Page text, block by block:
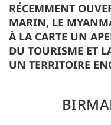
RÉCEMMENT
MARIN, LE
À LA CARTE UN
DU TOURISME ET
UN TERRITOIRE